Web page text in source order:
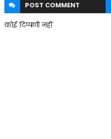
POST COMMENT
कोई टिप्पणी नहीं